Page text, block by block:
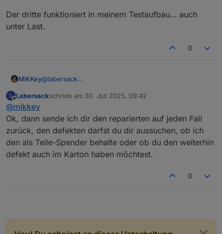
Der dritte funktioniert in meinem Testaufbau… auch
unter Last.
0
MiKKey@labersack
mein System.
Ich hatte drei Stück als funktionierend gekauft. Zwei
davon sind jetzt bei dir….
Der dritte funktioniert in meinem Testaufbau… auch
L
Offline
Labersackschrieb am 30. Juli 2025, 09:42
zuletzt editiert von
@mikkey
Ok, dann sende ich dir den reparierten auf jeden Fall
zurück, den defekten darfst du dir aussuchen, ob ich
den als Teile-Spender behalte oder ob du den weiterhin
defekt auch im Karton haben möchtest.
0